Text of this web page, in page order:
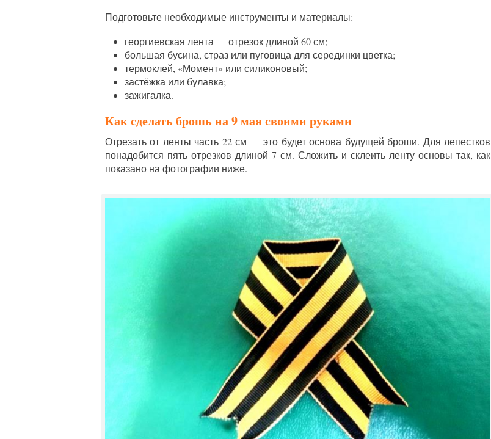
Подготовьте необходимые инструменты и материалы:
георгиевская лента — отрезок длиной 60 см;
большая бусина, страз или пуговица для серединки цветка;
термоклей, «Момент» или силиконовый;
застёжка или булавка;
зажигалка.
Как сделать брошь на 9 мая своими руками
Отрезать от ленты часть 22 см — это будет основа будущей броши. Для лепестков
понадобится пять отрезков длиной 7 см. Сложить и склеить ленту основы так, как
показано на фотографии ниже.